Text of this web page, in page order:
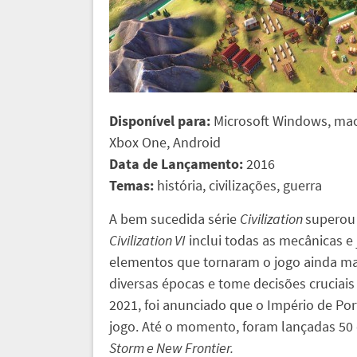
Disponível para: Microsoft Windows,
Xbox One, Android
Data de Lançamento:2016
Temas: história, civilizações, guerra
A bem sucedida série Civilization
Civilization VI inclui todas as mecânicas
elementos que tornaram o jogo ainda
diversas épocas e tome decisões
2021, foi anunciado que o Império de
jogo. Até o momento, foram lançadas
Storm e New Frontier.